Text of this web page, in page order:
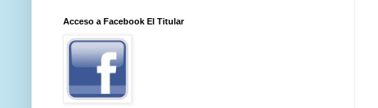
Acceso a Facebook El Titular